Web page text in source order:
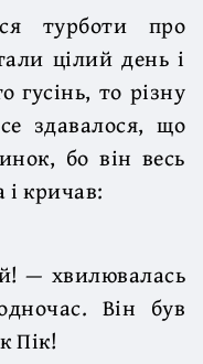
турботи про
цілий день і
гусінь, то різну
здавалося, що
бо він весь
і кричав:
— хвилювалась
Він був
Пік!